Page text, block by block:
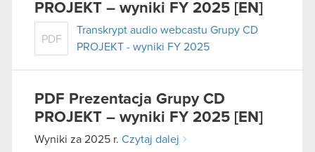
PROJEKT – wyniki FY 2025 [EN]
PDF
Transkrypt audio webcastu Grupy CD
PROJEKT - wyniki FY 2025
PDF Prezentacja Grupy CD
PROJEKT – wyniki FY 2025 [EN]
Wyniki za 2025 r. Czytaj dalej